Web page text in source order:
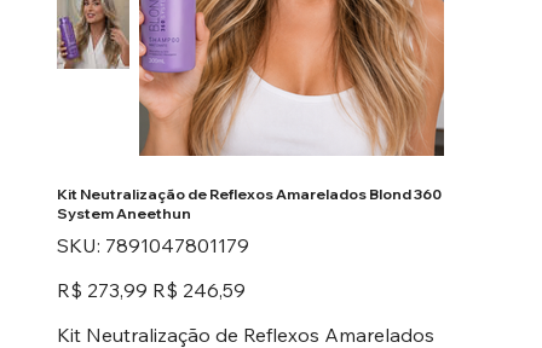
Kit Neutralização de Reflexos Amarelados Blond 360
System Aneethun
SKU: SKU
7891047801179
7891047801179
Preço
original
R$ 273,99 Preço
promocional
R$ 246,59
Kit Neutralização de Reflexos Amarelados